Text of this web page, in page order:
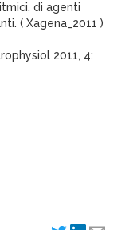
di agenti
( Xagena_2011 )
2011, 4: